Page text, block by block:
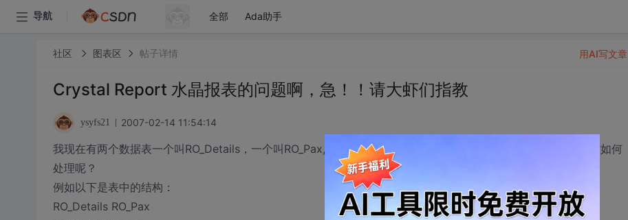
导航 全部 Ada助手
社区 图表区 帖子详情
Crystal Report 水晶报表的问题啊，急！！请大虾们指教
ysyfs21 2007-02-14 11:54:14
我现在有两个数据表一个叫RO_Details，一个叫RO_Pax,两个表中都有多个数据要在同一张报表中显示出来。应该如何
处理呢？
例如以下是表中的结构：
RO_Details RO_Pax
用AI写文章